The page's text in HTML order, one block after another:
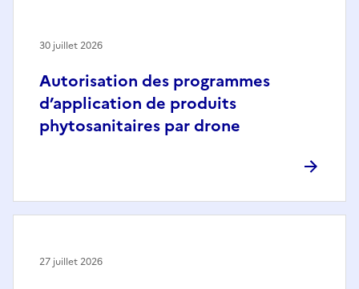
Autorisation des programmes
d’application de produits
phytosanitaires par drone
30 juillet 2026
27 juillet 2026